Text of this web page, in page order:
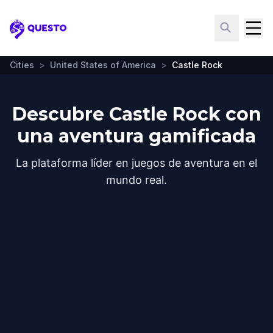
Questo
Cities > United States of America > Castle Rock
Descubre Castle Rock con
una aventura gamificada
La plataforma líder en juegos de aventura en el
mundo real.